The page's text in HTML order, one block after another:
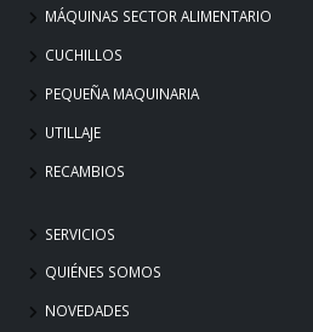
MÁQUINAS SECTOR ALIMENTARIO
CUCHILLOS
PEQUEÑA MAQUINARIA
UTILLAJE
RECAMBIOS
SERVICIOS
QUIÉNES SOMOS
NOVEDADES